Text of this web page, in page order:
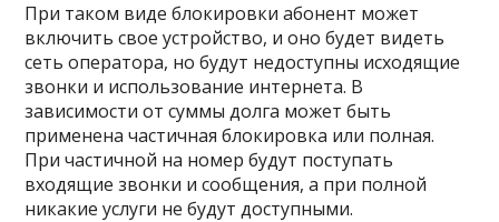
При таком виде блокировки абонент может
включить свое устройство, и оно будет видеть
сеть оператора, но будут недоступны исходящие
звонки и использование интернета. В
зависимости от суммы долга может быть
применена частичная блокировка или полная.
При частичной на номер будут поступать
входящие звонки и сообщения, а при полной
никакие услуги не будут доступными.